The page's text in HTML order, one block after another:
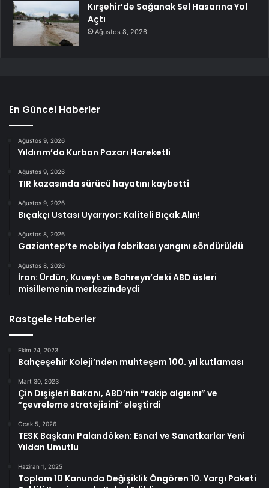
Kırşehir’de Sağanak Sel Hasarına Yol
Açtı
Ağustos 8, 2026
En Güncel Haberler
Ağustos 9, 2026
Yıldırım’da Kurban Pazarı Hareketli
Ağustos 9, 2026
TIR kazasında sürücü hayatını kaybetti
Ağustos 9, 2026
Bıçakçı Ustası Uyarıyor: Kaliteli Bıçak Alın!
Ağustos 8, 2026
Gaziantep’te mobilya fabrikası yangını söndürüldü
Ağustos 8, 2026
İran: Ürdün, Kuveyt ve Bahreyn’deki ABD üsleri
misillemenin merkezindeydi
Rastgele Haberler
Ekim 24, 2023
Bahçeşehir Koleji’nden muhteşem 100. yıl kutlaması
Mart 30, 2023
Çin Dışişleri Bakanı, ABD’nin “rakip algısını” ve
“çevreleme stratejisini” eleştirdi
Ocak 5, 2026
TESK Başkanı Palandöken: Esnaf ve Sanatkarlar Yeni
Yıldan Umutlu
Haziran 1, 2025
Toplam 10 Kanunda Değişiklik Öngören 10. Yargı Paketi